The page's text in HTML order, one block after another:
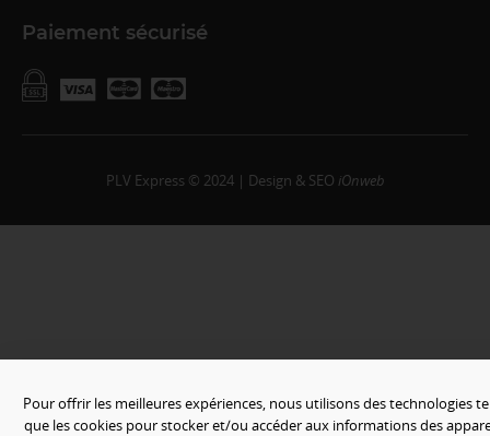
Paiement sécurisé
PLV Express © 2024 | Design & SEO iOnweb
Pour offrir les meilleures expériences, nous utilisons des technologies
que les cookies pour stocker et/ou accéder aux informations des